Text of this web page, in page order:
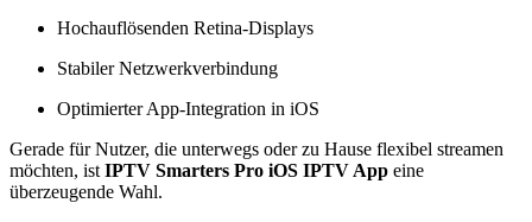
Hochauflösenden Retina-Displays
Stabiler Netzwerkverbindung
Optimierter App-Integration in iOS
Gerade für Nutzer, die unterwegs oder zu Hause flexibel streamen
möchten, ist IPTV Smarters Pro iOS IPTV App eine
überzeugende Wahl.